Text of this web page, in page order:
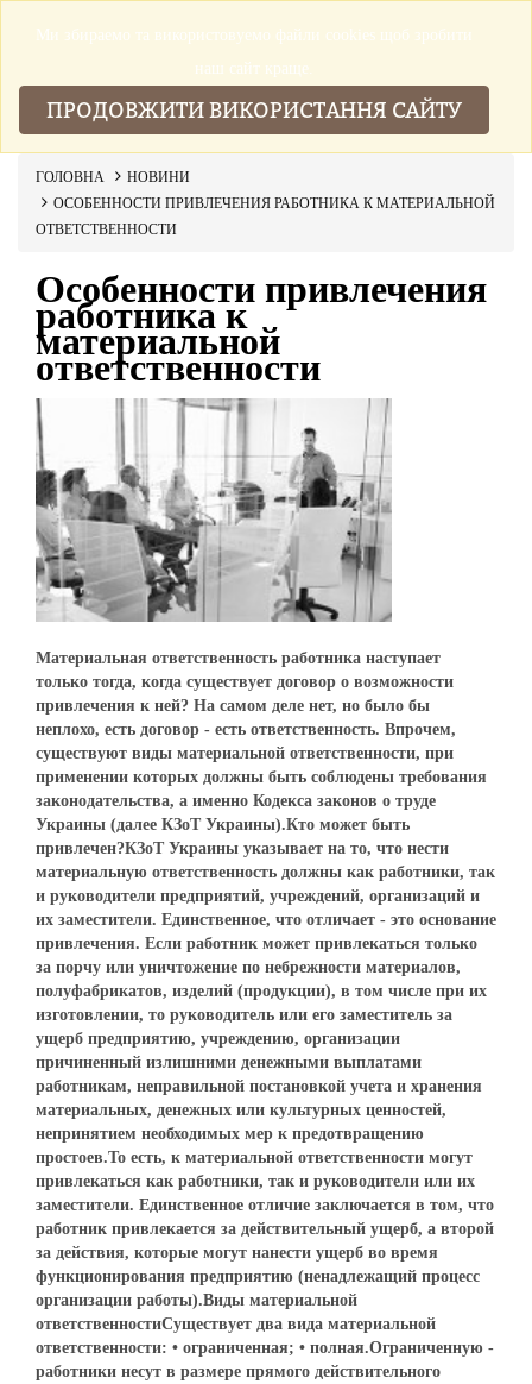
ГОЛОВНА
НОВИНИ
ОСОБЕННОСТИ ПРИВЛЕЧЕНИЯ РАБОТНИКА К МАТЕРИАЛЬНОЙ
ОТВЕТСТВЕННОСТИ
Особенности привлечения
работника к
материальной
ответственности
Материальная ответственность работника наступает
только тогда, когда существует договор о возможности
привлечения к ней? На самом деле нет, но было бы
неплохо, есть договор - есть ответственность. Впрочем,
существуют виды материальной ответственности, при
применении которых должны быть соблюдены требования
законодательства, а именно Кодекса законов о труде
Украины (далее КЗоТ Украины).Кто может быть
привлечен?КЗоТ Украины указывает на то, что нести
материальную ответственность должны как работники, так
и руководители предприятий, учреждений, организаций и
их заместители. Единственное, что отличает - это основание
привлечения. Если работник может привлекаться только
за порчу или уничтожение по небрежности материалов,
полуфабрикатов, изделий (продукции), в том числе при их
изготовлении, то руководитель или его заместитель за
ущерб предприятию, учреждению, организации
причиненный излишними денежными выплатами
работникам, неправильной постановкой учета и хранения
материальных, денежных или культурных ценностей,
непринятием необходимых мер к предотвращению
простоев.То есть, к материальной ответственности могут
привлекаться как работники, так и руководители или их
заместители. Единственное отличие заключается в том, что
работник привлекается за действительный ущерб, а второй
за действия, которые могут нанести ущерб во время
функционирования предприятию (ненадлежащий процесс
организации работы).Виды материальной
ответственностиСуществует два вида материальной
ответственности: • ограниченная; • полная.Ограниченную -
работники несут в размере прямого действительного
Ми збираемо та використовуемо файли cookies щоб зробити
наш сайт краще.
ПРОДОВЖИТИ ВИКОРИСТАННЯ САЙТУ